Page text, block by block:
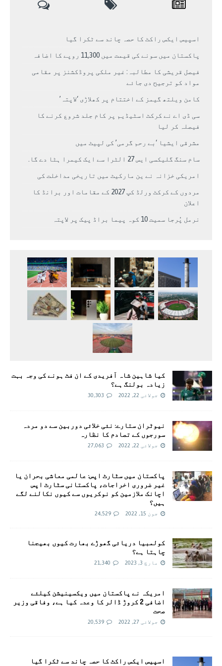
اسپیس ایکس راکٹ کا حصہ چاند سے ٹکرا گیا
پاکستان میں سونے کی قیمت میں 11,300 روپے کا اضافہ
فیصل قریشی کا مطالبہ: غیر ملکی پروڈکشنز پر مقامی
مواد کو ترجیح دی جائے
کامن ویلتھ گیمز کے اختتام پر کھلاڑی ‘لاپتہ’
سی ڈی اے نے کرکٹ اسٹیڈیم پر کام جلد شروع کرنے کا
فیصلہ کر لیا
مشرقی ایشیا ‘بے رحم گرمی’ کی لپیٹ میں
سام سنگ گلیکسی ایس 27 الٹرا سے ایک کیمرا ہٹا دے گا.
امریکی خزانہ نے ین مارکیٹ میں تاریخی مداخلت کی
مردوں کے کرکٹ ورلڈ کپ 2027 کے مقامات اور برانڈ کا
اعلان
نرمل پُرجا سمیت 10 کوہ پیما براڈ پیک پر لاپتہ
کیا شاہین شاہ آفریدی کے ان فٹ ہونے کی وجہ بہت
زیادہ بولنگ ہے؟
جولائی 22, 2022 30,303
نیوٹران ستارے: نئی خلائی دوربین سے دو مردہ
سورجوں کے تصادم کا نظارہ
جولائی 22, 2022 27,063
پاکستان میں سٹارٹ اپس: عالمی معاشی بحران یا
غیر ضروری اخراجات، پاکستانی سٹارٹ اپس
اچانک ملازمین کو نوکریوں سے کیوں نکالنے لگے
ہیں؟
جون 15, 2022 24,529
کولمبیا دریائی گھوڑے بھارت کیوں بھیجنا
چاہتا ہے؟
مارچ 3, 2023 21,340
امريکہ نے پاکستان میں ویکسینیشن کیلئے
اضافی 2 کروڑ ڈالر کا وعدہ کیا ہے، وفاقی وزیر
صحت
جولائی 27, 2022 20,539
اسپیس ایکس راکٹ کا حصہ چاند سے ٹکرا گیا